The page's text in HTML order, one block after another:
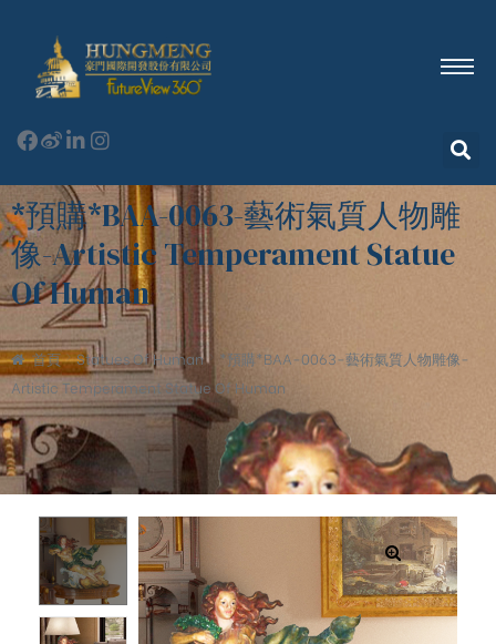
*預購*BAA-0063-藝術氣質人物雕
像-Artistic Temperament Statue
Of Human
首頁 Statues Of Human
*預購*BAA-0063-藝術氣質人物雕像-
Artistic Temperament Statue Of Human